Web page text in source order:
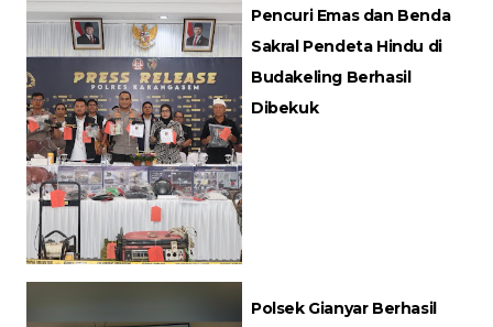
Pencuri Emas dan Benda
Sakral Pendeta Hindu di
Budakeling Berhasil
Dibekuk
Polsek Gianyar Berhasil